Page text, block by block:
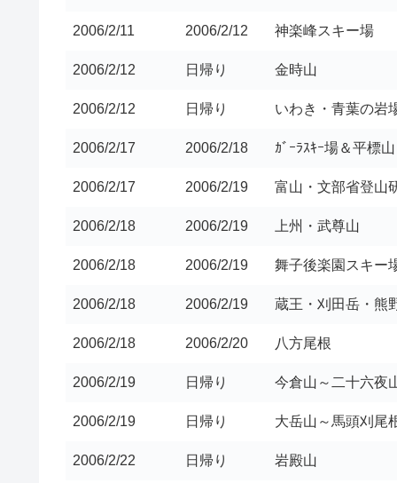
2006/2/11 2006/2/12 神楽峰スキー場
2006/2/12 日帰り 金時山
2006/2/12 日帰り いわき・青葉の岩
2006/2/17 2006/2/18 ｶﾞｰﾗｽｷｰ場＆平標山
2006/2/17 2006/2/19 富山・文部省登山
2006/2/18 2006/2/19 上州・武尊山
2006/2/18 2006/2/19 舞子後楽園スキー
2006/2/18 2006/2/19 蔵王・刈田岳・熊
2006/2/18 2006/2/20 八方尾根
2006/2/19 日帰り 今倉山～二十六夜
2006/2/19 日帰り 大岳山～馬頭刈尾
2006/2/22 日帰り 岩殿山